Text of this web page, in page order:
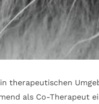
therapeutischen
als Co-Therapeut